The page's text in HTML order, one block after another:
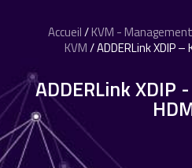
Accueil/KVM -
KVM/ ADDERLink XDIP
ADDERLink XDIP